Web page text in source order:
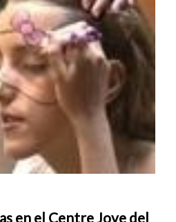
en el Centre Jove del